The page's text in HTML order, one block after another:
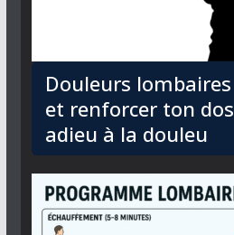
Douleurs
et renforcer ton
adieu à la douleu